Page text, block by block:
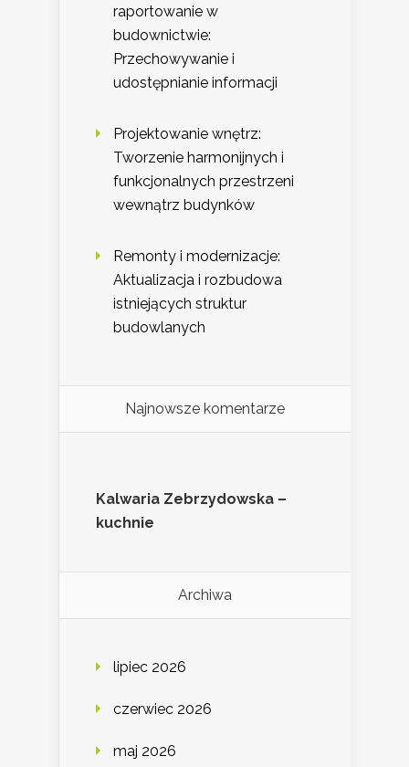
raportowanie w
budownictwie:
Przechowywanie i
udostępnianie informacji
Projektowanie wnętrz:
Tworzenie harmonijnych i
funkcjonalnych przestrzeni
wewnątrz budynków
Remonty i modernizacje:
Aktualizacja i rozbudowa
istniejących struktur
budowlanych
Najnowsze komentarze
Kalwaria Zebrzydowska –
kuchnie
Archiwa
lipiec 2026
czerwiec 2026
maj 2026